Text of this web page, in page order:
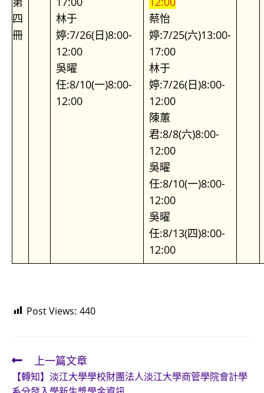
四
冊
林于
婷:7/26(日)8:00-
12:00
吳曜
任:8/10(一)8:00-
12:00
蔡怡
婷:7/25(六)13:00-
17:00
林于
婷:7/26(日)8:00-
12:00
陳蕙
君:8/8(六)8:00-
12:00
吳曜
任:8/10(一)8:00-
12:00
吳曜
任:8/13(四)8:00-
12:00
Post Views: 440
Read
more
上一篇文章
【轉知】淡江大學學校財團法人淡江大學商管學院會計學